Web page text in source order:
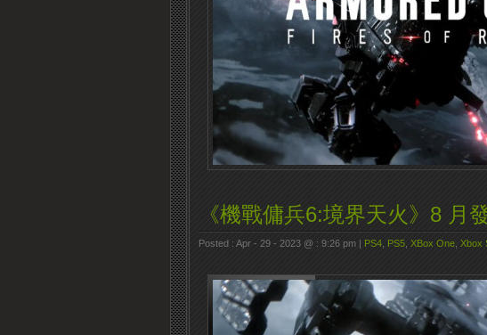
《機戰傭兵6:境界天火》8 月
Posted : Apr - 29 - 2023 @ : 9:26 pm | PS4 PS5 XBox One Xbox